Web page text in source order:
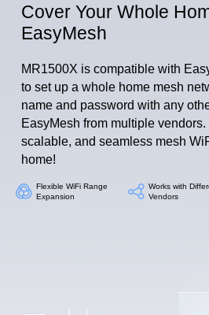
Cover Your Whole
EasyMesh
MR1500X is compatible with
to set up a whole home mesh
name and password with any
EasyMesh from multiple
scalable, and seamless mesh
home!
Flexible WiFi Range
Expansion
Works with
Vendors